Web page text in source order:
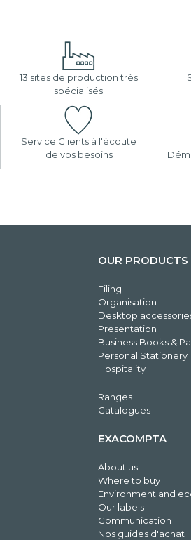
13 sites de production très
spécialisés
Service Clients à l'écoute
de vos besoins
OUR PRODUCTS
Filing
Organisation
Desktop
Presentation
Business Books &
Personal Stationery
Hospitality
Ranges
Catalogues
EXACOMPTA
About us
Where to buy
Environment and
Our labels
Communication
Nos guides d'achat